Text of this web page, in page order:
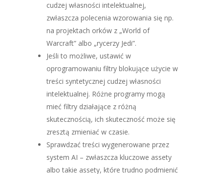
cudzej własności intelektualnej,
zwłaszcza polecenia wzorowania się np.
na projektach orków z „World of
Warcraft” albo „rycerzy Jedi”.
Jeśli to możliwe, ustawić w
oprogramowaniu filtry blokujące użycie w
treści syntetycznej cudzej własności
intelektualnej. Różne programy mogą
mieć filtry działające z różną
skutecznością, ich skuteczność może się
zresztą zmieniać w czasie.
Sprawdzać treści wygenerowane przez
system AI – zwłaszcza kluczowe assety
albo takie assety, które trudno podmienić